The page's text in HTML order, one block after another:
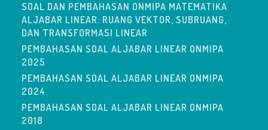
SOAL DAN PEMBAHASAN ONMIPA MATEMATIKA
ALJABAR LINEAR: RUANG VEKTOR, SUBRUANG,
DAN TRANSFORMASI LINEAR
PEMBAHASAN SOAL ALJABAR LINEAR ONMIPA
2025
PEMBAHASAN SOAL ALJABAR LINEAR ONMIPA
2024
PEMBAHASAN SOAL ALJABAR LINEAR ONMIPA
2018